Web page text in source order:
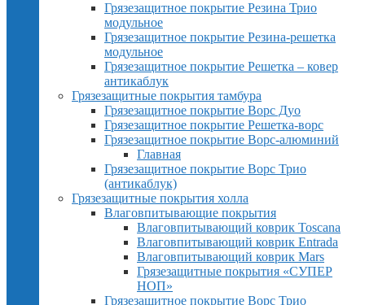
Грязезащитное покрытие Резина Трио
модульное
Грязезащитное покрытие Резина-решетка
модульное
Грязезащитное покрытие Решетка – ковер
антикаблук
Грязезащитные покрытия тамбура
Грязезащитное покрытие Ворс Дуо
Грязезащитное покрытие Решетка-ворс
Грязезащитное покрытие Ворс-алюминий
Главная
Грязезащитное покрытие Ворс Трио
(антикаблук)
Грязезащитные покрытия холла
Влаговпитывающие покрытия
Влаговпитывающий коврик Toscana
Влаговпитывающий коврик Entrada
Влаговпитывающий коврик Mars
Грязезащитные покрытия «СУПЕР
НОП»
Грязезащитное покрытие Ворс Трио